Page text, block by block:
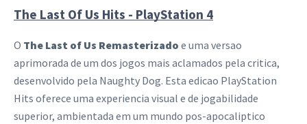
The Last Of Us Hits - PlayStation 4
O The Last of Us Remasterizado e uma versao
aprimorada de um dos jogos mais aclamados pela critica,
desenvolvido pela Naughty Dog. Esta edicao PlayStation
Hits oferece uma experiencia visual e de jogabilidade
superior, ambientada em um mundo pos-apocaliptico